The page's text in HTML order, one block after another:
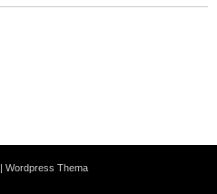
| Wordpress Thema